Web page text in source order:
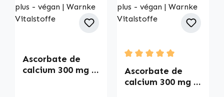
Ascorbate de
calcium 300 mg -
Average rating of 5 out
Ascorbate de
calcium 300 mg -